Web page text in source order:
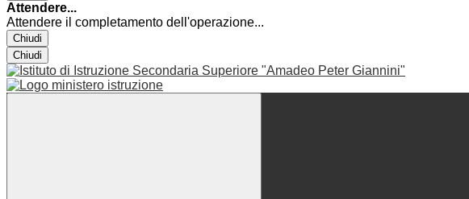
Attendere...
Attendere il completamento dell'operazione...
Chiudi
Chiudi